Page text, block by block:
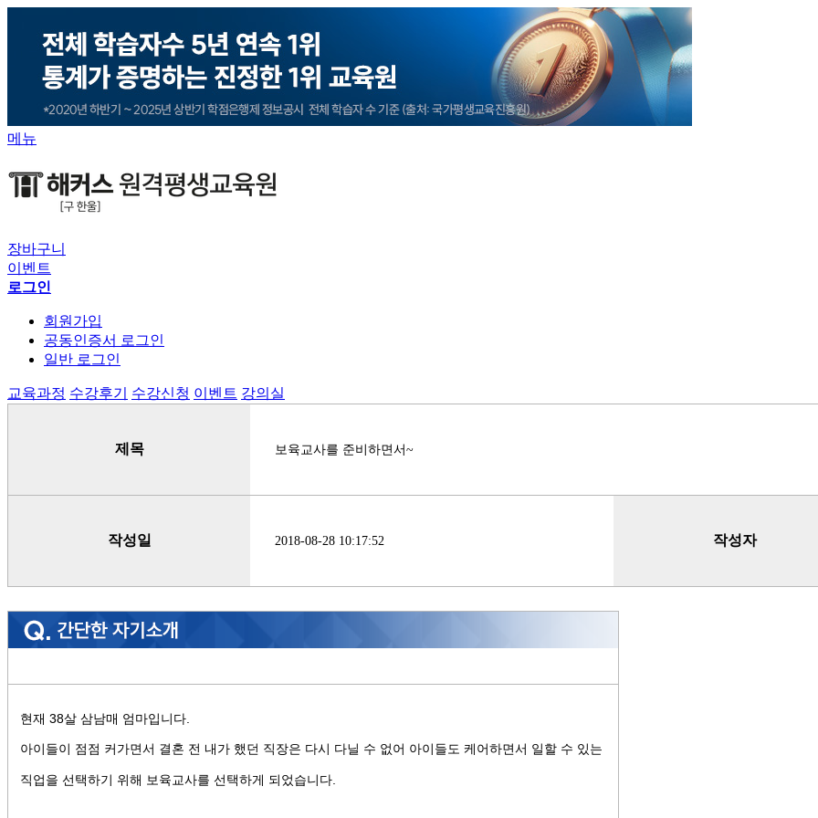
메뉴
장바구니
이벤트
로그인
회원가입
공동인증서 로그인
일반 로그인
교육과정 수강후기 수강신청 이벤트 강의실
제목 보육교사를 준비하면서~
작성일 2018-08-28 10:17:52 작성자
현재 38살 삼남매 엄마입니다.
아이들이 점점 커가면서 결혼 전 내가 했던 직장은 다시 다닐 수 없어 아이들도 케어하면서 일할 수 있는
직업을 선택하기 위해 보육교사를 선택하게 되었습니다.